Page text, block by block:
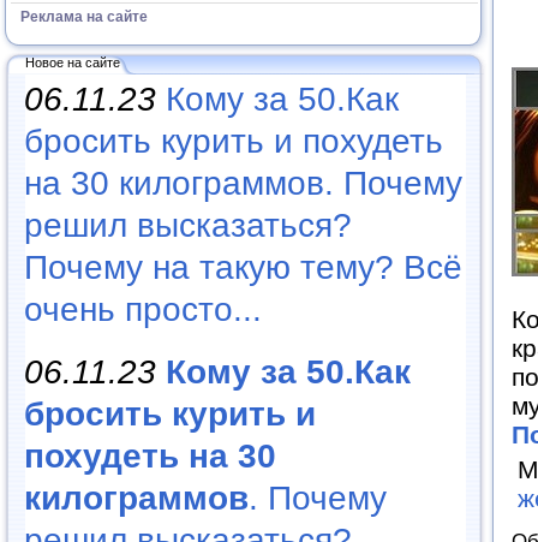
Реклама на сайте
Новое на сайте
06.11.23 Кому за 50.Как
бросить курить и похудеть
на 30 килограммов. Почему
решил высказаться?
Почему на такую тему? Всё
очень просто...
06.11.23 Кому за 50.Как
бросить курить и
похудеть на 30
килограммов. Почему